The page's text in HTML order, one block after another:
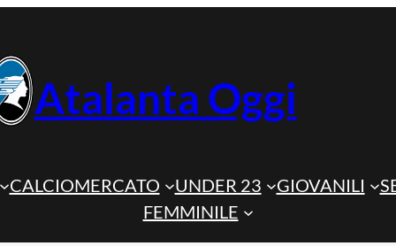
Atalanta Oggi
CALCIOMERCATO UNDER 23 GIOVANILI
FEMMINILE